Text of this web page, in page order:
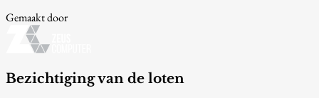
Gemaakt door
Bezichtiging van de loten